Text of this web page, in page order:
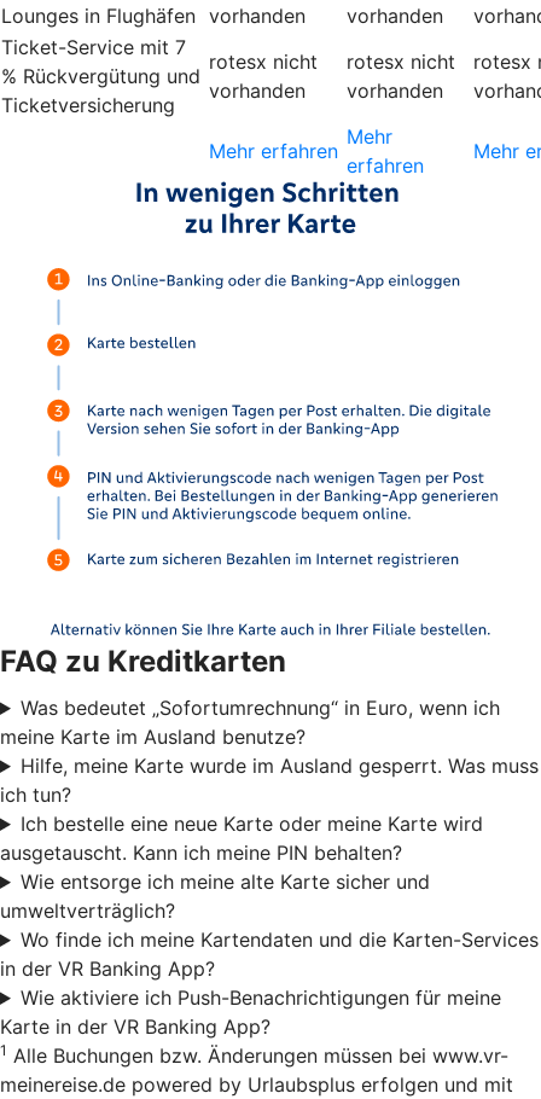
Lounges in Flughäfen vorhanden
vorhanden
Ticket-Service mit 7
% Rückvergütung und
Ticketversicherung
rotesx nicht
vorhanden
rotesx nicht
vorhanden
rotesx
Mehr erfahren
Mehr
erfahren
Mehr
FAQ zu Kreditkarten
Was bedeutet „Sofortumrechnung“ in Euro, wenn ich
meine Karte im Ausland benutze?
Hilfe, meine Karte wurde im Ausland gesperrt. Was muss
ich tun?
Ich bestelle eine neue Karte oder meine Karte wird
ausgetauscht. Kann ich meine PIN behalten?
Wie entsorge ich meine alte Karte sicher und
umweltverträglich?
Wo finde ich meine Kartendaten und die Karten-Services
in der VR Banking App?
Wie aktiviere ich Push-Benachrichtigungen für meine
Karte in der VR Banking App?
1 Alle Buchungen bzw. Änderungen müssen bei www.vr-
meinereise.de powered by Urlaubsplus erfolgen und mit